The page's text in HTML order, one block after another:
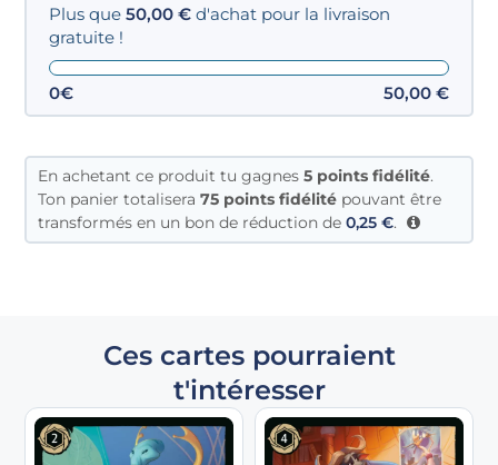
Plus que50,00€ d'achat pour la livraison
gratuite !
0€ 50,00 €
En achetant ce produit tu gagnes5 points fidélité.
Ton panier totalisera75 points fidélité pouvant être
transformés en un bon de réduction de0,25€.
Ces cartes pourraient
t'intéresser